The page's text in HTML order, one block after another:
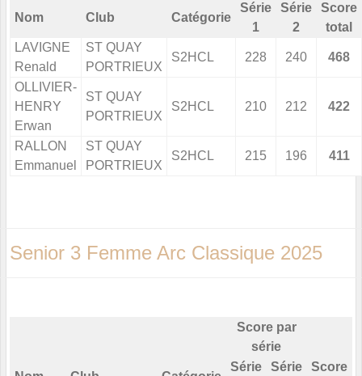
Nom Club Catégorie
Série
1
Série
2
Score
total
LAVIGNE
Renald
ST QUAY
PORTRIEUX
S2HCL 228 240 468
OLLIVIER-
HENRY
Erwan
ST QUAY
PORTRIEUX
S2HCL 210 212 422
RALLON
Emmanuel
ST QUAY
PORTRIEUX
S2HCL 215 196 411
Senior 3 Femme Arc Classique 2025
Score par
série
Série Série Score